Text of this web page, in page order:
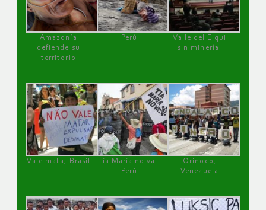
Amazonía
defiende su
territorio
Perú
Valle del Elqui
sin minería.
Vale mata, Brasil
Tía María no va !
Perú
Orinoco,
Venezuela